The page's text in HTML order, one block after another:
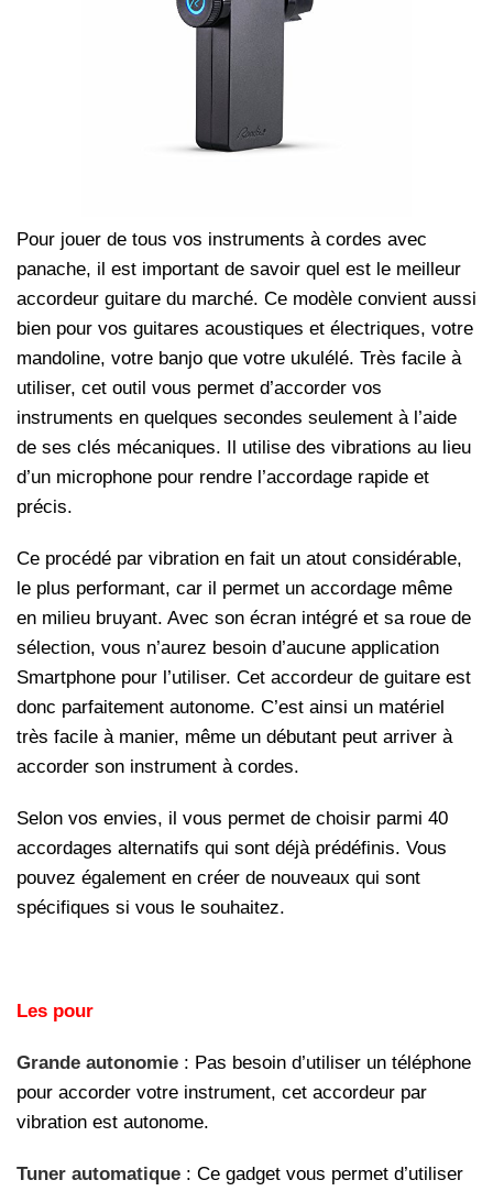
Pour jouer de tous vos instruments à cordes avec
panache, il est important de savoir quel est le meilleur
accordeur guitare du marché. Ce modèle convient aussi
bien pour vos guitares acoustiques et électriques, votre
mandoline, votre banjo que votre ukulélé. Très facile à
utiliser, cet outil vous permet d’accorder vos
instruments en quelques secondes seulement à l’aide
de ses clés mécaniques. Il utilise des vibrations au lieu
d’un microphone pour rendre l’accordage rapide et
précis.
Ce procédé par vibration en fait un atout considérable,
le plus performant, car il permet un accordage même
en milieu bruyant. Avec son écran intégré et sa roue de
sélection, vous n’aurez besoin d’aucune application
Smartphone pour l’utiliser. Cet accordeur de guitare est
donc parfaitement autonome. C’est ainsi un matériel
très facile à manier, même un débutant peut arriver à
accorder son instrument à cordes.
Selon vos envies, il vous permet de choisir parmi 40
accordages alternatifs qui sont déjà prédéfinis. Vous
pouvez également en créer de nouveaux qui sont
spécifiques si vous le souhaitez.
Les pour
Grande autonomie : Pas besoin d’utiliser un téléphone
pour accorder votre instrument, cet accordeur par
vibration est autonome.
Tuner automatique : Ce gadget vous permet d’utiliser